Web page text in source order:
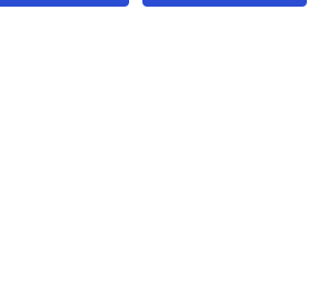
Bucuresti!